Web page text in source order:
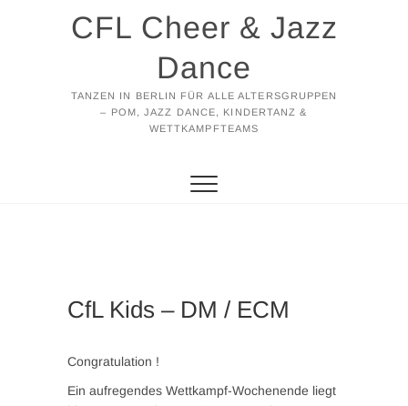
CFL Cheer & Jazz
Dance
TANZEN IN BERLIN FÜR ALLE ALTERSGRUPPEN
– POM, JAZZ DANCE, KINDERTANZ &
WETTKAMPFTEAMS
CfL Kids – DM / ECM
Congratulation !
Ein aufregendes Wettkampf-Wochenende liegt